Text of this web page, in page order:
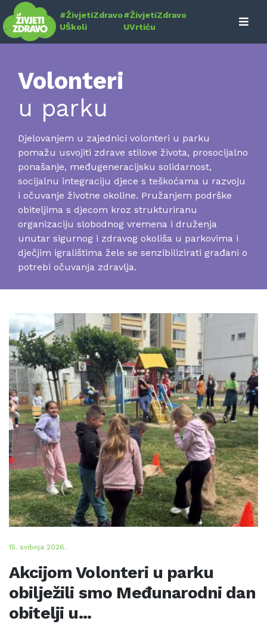
Skip
to
content
#ŽivjetiZdravo
UŠkoli
#ŽivjetiZdravo
UVrtiću
Volonteri
u parku
Djelovanjem u zajednici volonteri u parku
pomažu usvojiti zdrave stilove života, prosocijalno
ponašanje, međugeneracijsku solidarnost,
socijalnu integraciju djece s teškoćama u razvoju
i očuvanje životne okoline. Pružanjem podrške
obiteljima s djecom kroz strukturiranu
organizaciju slobodnog vremena i druženja
unutar sigurnog i zdravog okoliša u parkovima i
dječjim igralištima žele se senzibilizirati građani o
potrebi očuvanja zdravlja.
15. svibnja 2026.
Akcijom Volonteri u parku
obilježili smo Međunarodni dan
obitelji u...